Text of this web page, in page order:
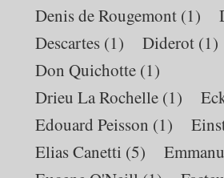
Denis de Rougemont (1)
Descartes (1) Diderot (1)
Don Quichotte (1)
Drieu La Rochelle (1)
Edouard Peisson (1)
Elias Canetti (5)